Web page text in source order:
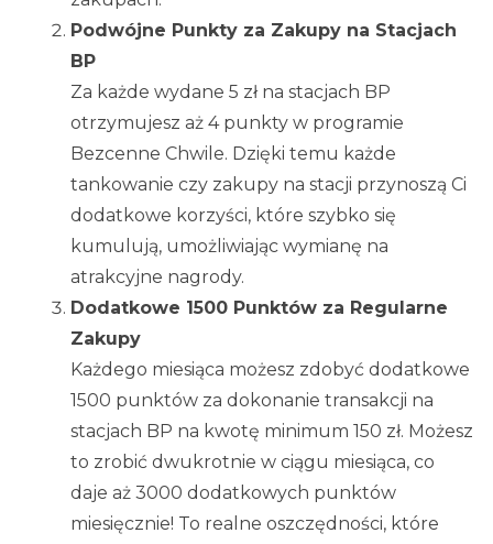
Podwójne Punkty za Zakupy na Stacjach
BP
Za każde wydane 5 zł na stacjach BP
otrzymujesz aż 4 punkty w programie
Bezcenne Chwile. Dzięki temu każde
tankowanie czy zakupy na stacji przynoszą Ci
dodatkowe korzyści, które szybko się
kumulują, umożliwiając wymianę na
atrakcyjne nagrody.
Dodatkowe 1500 Punktów za Regularne
Zakupy
Każdego miesiąca możesz zdobyć dodatkowe
1500 punktów za dokonanie transakcji na
stacjach BP na kwotę minimum 150 zł. Możesz
to zrobić dwukrotnie w ciągu miesiąca, co
daje aż 3000 dodatkowych punktów
miesięcznie! To realne oszczędności, które